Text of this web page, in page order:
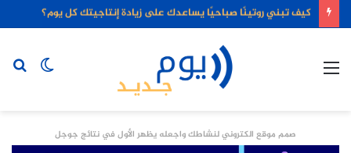
كيف تبني روتينًا صباحيًا يساعدك على زيادة إنتاجيتك كل يوم؟
الوضع
صمم موقع الكتروني لنشاطك واجعله يظهر الأول في نتائج جوجل